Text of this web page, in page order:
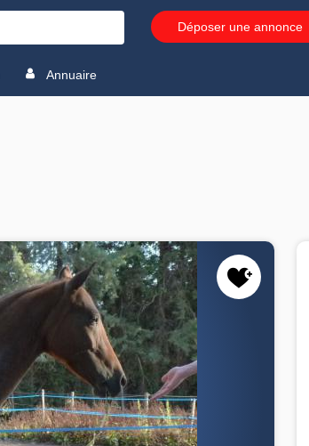
Déposer une annonce
Annuaire